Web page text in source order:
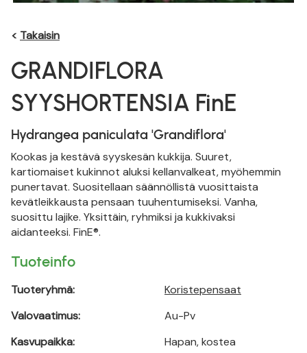
< Takaisin
GRANDIFLORA
SYYSHORTENSIA FinE
Hydrangea paniculata 'Grandiflora'
Kookas ja kestävä syyskesän kukkija. Suuret,
kartiomaiset kukinnot aluksi kellanvalkeat, myöhemmin
punertavat. Suositellaan säännöllistä vuosittaista
kevätleikkausta pensaan tuuhentumiseksi. Vanha,
suosittu lajike. Yksittäin, ryhmiksi ja kukkivaksi
aidanteeksi. FinE®.
Tuoteinfo
Tuoteryhmä:
Valovaatimus:
Kasvupaikka:
Koristepensaat
Au-Pv
Hapan, kostea